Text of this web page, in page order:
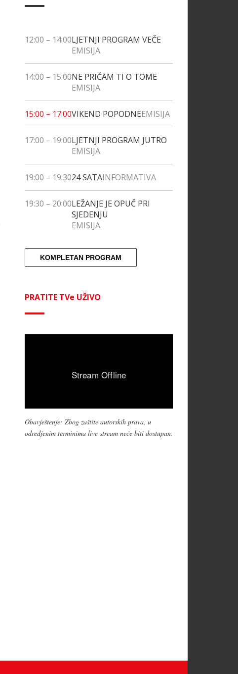
12:00 – 14:00LJETNJI PROGRAM VEČE
EMISIJA
14:00 – 15:00NE PRIČAM TI O TOME
EMISIJA
15:00 – 17:00VIKEND POPODNEEMISIJA
17:00 – 19:00LJETNJI PROGRAM JUTRO
EMISIJA
19:00 – 19:3024 SATAINFORMATIVA
19:30 – 20:00LEŽANJE JE OPUČ PRI
SJEDENJU
EMISIJA
KOMPLETAN PROGRAM
PRATITE TVe UŽIVO
Obavještenje: Zbog zaštite autorskih prava, u
odredjenim terminima live stream neće biti dostupan.